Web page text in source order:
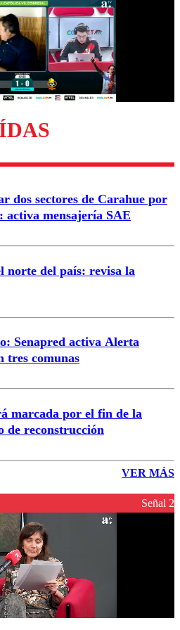
dos sectores de Carahue por
activa mensajería SAE
norte del país: revisa la
Senapred activa Alerta
tres comunas
marcada por el fin de la
de reconstrucción
VER MÁS
Señal 2